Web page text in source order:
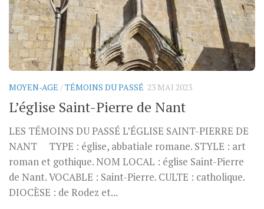
MOYEN-AGE /TÉMOINS DU PASSÉ 23 MAI 2023
L’église Saint-Pierre de Nant
LES TÉMOINS DU PASSÉ L’ÉGLISE SAINT-PIERRE DE
NANT TYPE : église, abbatiale romane. STYLE : art
roman et gothique. NOM LOCAL : église Saint-Pierre
de Nant. VOCABLE : Saint-Pierre. CULTE : catholique.
DIOCÈSE : de Rodez et...